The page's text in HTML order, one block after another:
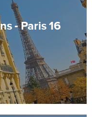
- Paris 16